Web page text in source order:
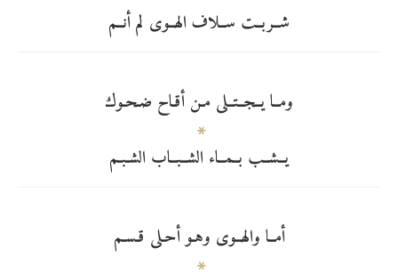
شــربــت ســلاف الهــوى لم أنــم
ومــا يــجــتــلى مـن أقـاح ضـحـوك
يــشــب بــمــاء الشــبــاب الشـبـم
أمــا والهــوى وهـو أحـلى قـسـم